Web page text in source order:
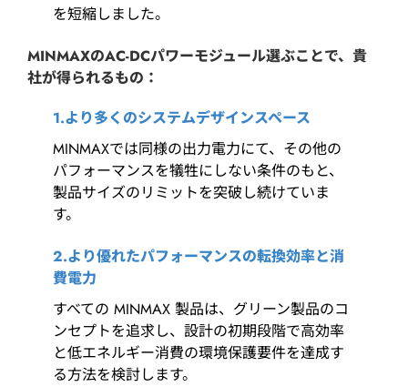
を短縮しました。
MINMAXのAC-DCパワーモジュール選ぶことで、貴
社が得られるもの：
1.より多くのシステムデザインスペース
MINMAXでは同様の出力電力にて、その他の
パフォーマンスを犠牲にしない条件のもと、
製品サイズのリミットを突破し続けていま
す。
2.より優れたパフォーマンスの転換効率と消
費電力
すべての MINMAX 製品は、グリーン製品のコ
ンセプトを追求し、設計の初期段階で高効率
と低エネルギー消費の環境保護要件を達成す
る方法を検討します。